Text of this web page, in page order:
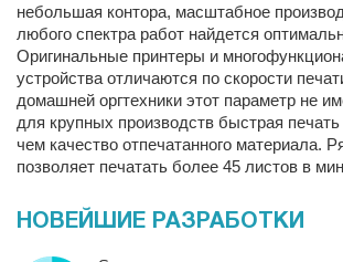
небольшая контора, масштабное
любого спектра работ найдется
Оригинальные принтеры и
устройства отличаются по скорости
домашней оргтехники этот параметр не
для крупных производств быстрая
чем качество отпечатанного материала.
позволяет печатать более 45 листов в
НОВЕЙШИЕ РАЗРАБОТКИ